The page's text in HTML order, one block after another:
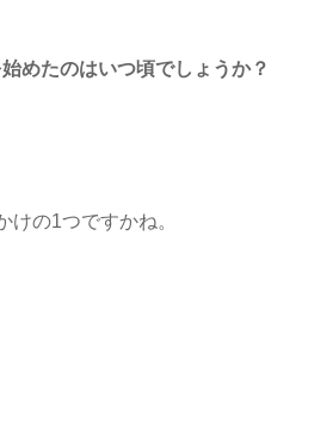
めたのはいつ頃でしょうか？
の1つですかね。